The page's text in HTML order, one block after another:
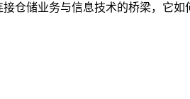
仓储业务与信息技术的桥梁，它